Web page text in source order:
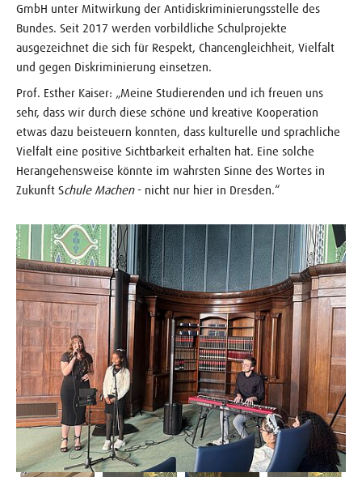
GmbH unter Mitwirkung der Antidiskriminierungsstelle des
Bundes. Seit 2017 werden vorbildliche Schulprojekte
ausgezeichnet die sich für Respekt, Chancengleichheit, Vielfalt
und gegen Diskriminierung einsetzen.
Prof. Esther Kaiser: „Meine Studierenden und ich freuen uns
sehr, dass wir durch diese schöne und kreative Kooperation
etwas dazu beisteuern konnten, dass kulturelle und sprachliche
Vielfalt eine positive Sichtbarkeit erhalten hat. Eine solche
Herangehensweise könnte im wahrsten Sinne des Wortes in
Zukunft Schule Machen- nicht nur hier in Dresden.“